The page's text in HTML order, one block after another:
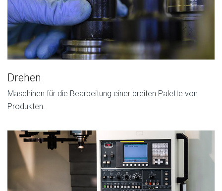
Drehen
Maschinen für die Bearbeitung einer breiten Palette von
Produkten.